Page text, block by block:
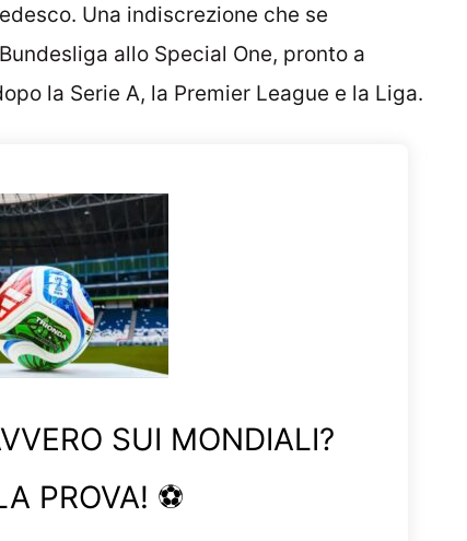
Una indiscrezione che se
allo Special One, pronto a
la Serie A, la Premier League e la Liga.
SUI MONDIALI?
PROVA! ⚽